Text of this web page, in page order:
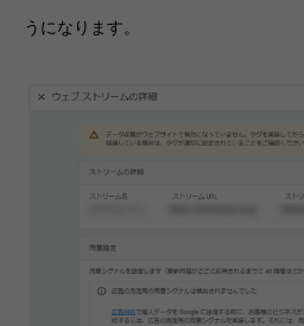
うになります。